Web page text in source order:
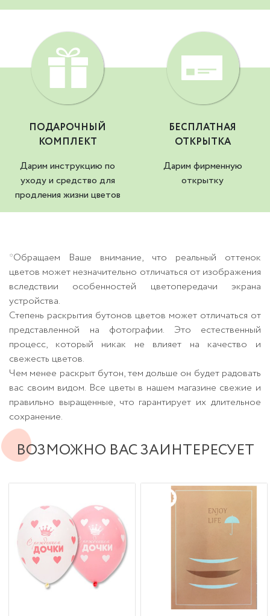
ПОДАРОЧНЫЙ
КОМПЛЕКТ
Дарим инструкцию по
уходу и средство для
продления жизни цветов
БЕСПЛАТНАЯ
ОТКРЫТКА
Дарим фирменную
открытку
*Обращаем Ваше внимание, что реальный оттенок
цветов может незначительно отличаться от изображения
вследствии особенностей цветопередачи экрана
устройства.
Степень раскрытия бутонов цветов может отличаться от
представленной на фотографии. Это естественный
процесс, который никак не влияет на качество и
свежесть цветов.
Чем менее раскрыт бутон, тем дольше он будет радовать
вас своим видом. Все цветы в нашем магазине свежие и
правильно выращенные, что гарантирует их длительное
сохранение.
ВОЗМОЖНО ВАС ЗАИНТЕРЕСУЕТ